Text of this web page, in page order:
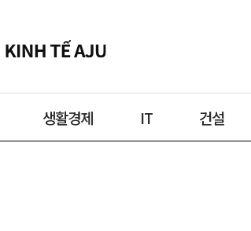
생활경제 IT 건설